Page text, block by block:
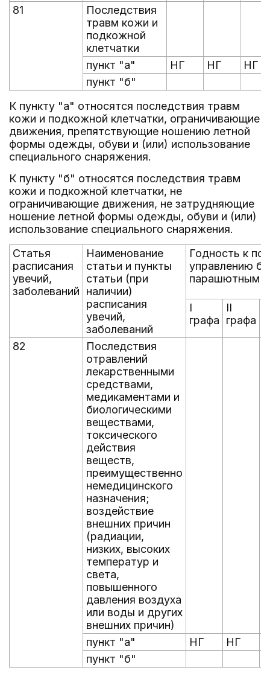
81
Последствия
травм кожи и
подкожной
клетчатки
пункт "а"
НГ НГ
НГ
пункт "б"
К пункту "а" относятся последствия травм
кожи и подкожной клетчатки, ограничивающие
движения, препятствующие ношению летной
формы одежды, обуви и (или) использование
специального снаряжения.
К пункту "б" относятся последствия травм
кожи и подкожной клетчатки, не
ограничивающие движения, не затрудняющие
ношение летной формы одежды, обуви и (или)
использование специального снаряжения.
Статья
расписания
увечий,
заболеваний
Наименование
статьи и пункты
статьи (при
наличии)
расписания
увечий,
заболеваний
Годность к
управлению
парашютным
I
графа
II
графа
82
Последствия
отравлений
лекарственными
средствами,
медикаментами и
биологическими
веществами,
токсического
действия
веществ,
преимущественно
немедицинского
назначения;
воздействие
внешних причин
(радиации,
низких, высоких
температур и
света,
повышенного
давления воздуха
или воды и других
внешних причин)
пункт "а"
НГ НГ
пункт "б"